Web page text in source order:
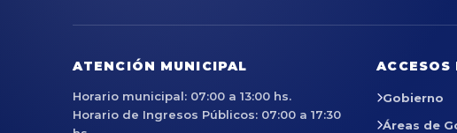
ATENCIÓN MUNICIPAL
Horario municipal: 07:00 a 13:00 hs.
Horario de Ingresos Públicos: 07:00 a 17:30
ACCESOS
Gobierno
Áreas de